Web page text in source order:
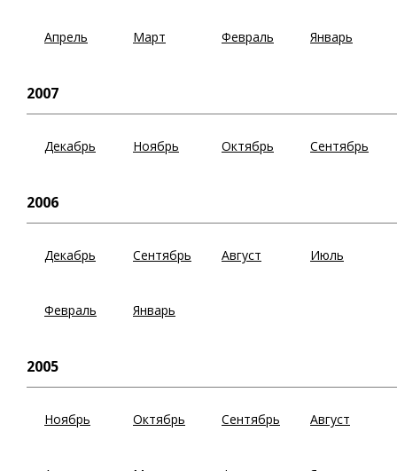
Апрель Март Февраль Январь
2007
Декабрь Ноябрь Октябрь Сентябрь
2006
Декабрь Сентябрь Август Июль
Февраль Январь
2005
Ноябрь Октябрь Сентябрь Август